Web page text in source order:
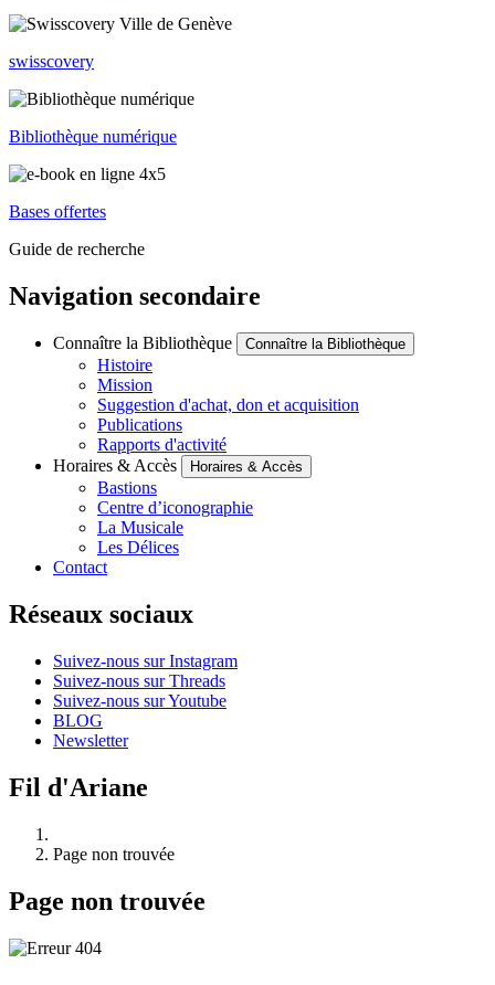
swisscovery
Bibliothèque numérique
Bases offertes
Guide de recherche
Navigation secondaire
Connaître la Bibliothèque Connaître la Bibliothèque
Histoire
Mission
Suggestion d'achat, don et acquisition
Publications
Rapports d'activité
Horaires & Accès
Horaires & Accès
Bastions
Centre d’iconographie
La Musicale
Les Délices
Contact
Réseaux sociaux
Suivez-nous sur Instagram
Suivez-nous sur Threads
Suivez-nous sur Youtube
BLOG
Newsletter
Fil d'Ariane
Page non trouvée
Page non trouvée